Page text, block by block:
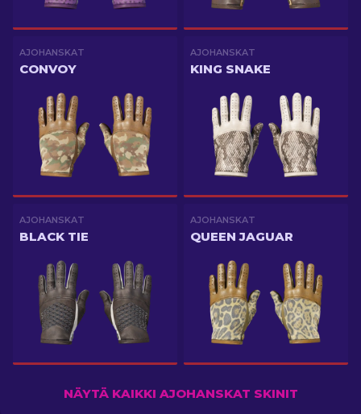
AJOHANSKAT
CONVOY
AJOHANSKAT
KING SNAKE
AJOHANSKAT
BLACK TIE
AJOHANSKAT
QUEEN JAGUAR
NÄYTÄ KAIKKI AJOHANSKAT SKINIT